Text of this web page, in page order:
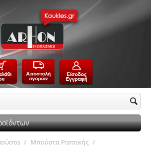
/ Μπούστα Ραπτικής /